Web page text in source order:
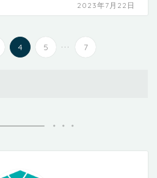
2023年7月22日
4 5 ... 7